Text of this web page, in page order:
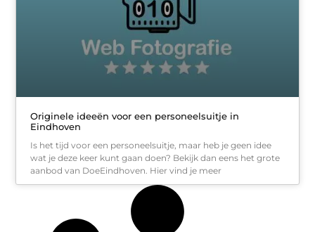
Originele ideeën voor een personeelsuitje in
Eindhoven
Is het tijd voor een personeelsuitje, maar heb je geen idee
wat je deze keer kunt gaan doen? Bekijk dan eens het grote
aanbod van DoeEindhoven. Hier vind je meer